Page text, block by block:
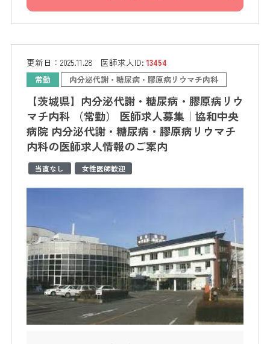
更新日： 2025.11.28 医師求人ID:13454
常勤 内分泌代謝・糖尿病・膠原病リウマチ内科
【茨城県】内分泌代謝・糖尿病・膠原病リウ
マチ内科 （常勤） 医師求人募集｜協和中央
病院 内分泌代謝・糖尿病・膠原病リウマチ
内科の医師求人情報のご案内
当直なし 女性医師歓迎